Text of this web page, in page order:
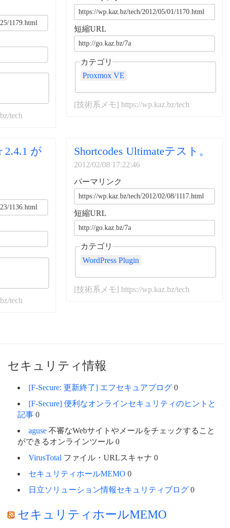
tech
短縮URL
カテゴリ
Proxmox VE
[技術系メモ] https://wp.kaz.bz/tech
2.4.1 が
tech
Shortcodes Ultimateテスト。
2012/02/08 17:22:46
パーマリンク
短縮URL
カテゴリ
WordPress Plugin
[技術系メモ] https://wp.kaz.bz/tech
セキュリティ情報
[F-Secure: 更新終了] エフセキュアブログ 0
[F-Secure] 便利なオンラインセキュリティのヒントと
記事 0
aguse 不審なWebサイトやメールをチェックすること
ができるオンラインツール 0
VirusTotal ファイル・URLスキャナ 0
セキュリティホールMEMO 0
日立ソリューション情報セキュリティブログ 0
セキュリティホールMEMO